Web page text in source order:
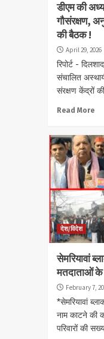
डीएम की
गौसंरक्षण,
की बैठक !
April 29, 2026
रिपोर्ट -
संचालित
संरक्षण केंद्रों
Read More
देश/विदेश
सेमरियावां
मतदाताओं के
February 7,
*सेमरियावां
नाम काटने
परिवारों की